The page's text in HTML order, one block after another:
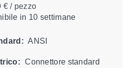
€ / pezzo
in 10 settimane
ANSI
Connettore standard